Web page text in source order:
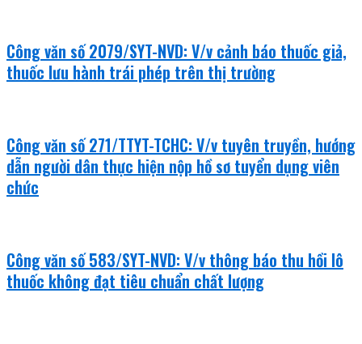
Công văn số 2079/SYT-NVD: V/v cảnh báo thuốc giả,
thuốc lưu hành trái phép trên thị trường
Công văn số 271/TTYT-TCHC: V/v tuyên truyền, hướng
dẫn người dân thực hiện nộp hồ sơ tuyển dụng viên
chức
Công văn số 583/SYT-NVD: V/v thông báo thu hồi lô
thuốc không đạt tiêu chuẩn chất lượng